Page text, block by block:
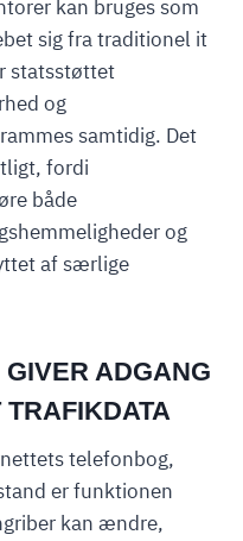
kan bruges som
sig fra traditionel it
statsstøttet
og
samtidig. Det
fordi
både
og
af særlige
ADGANG
telefonbog,
er funktionen
kan ændre,